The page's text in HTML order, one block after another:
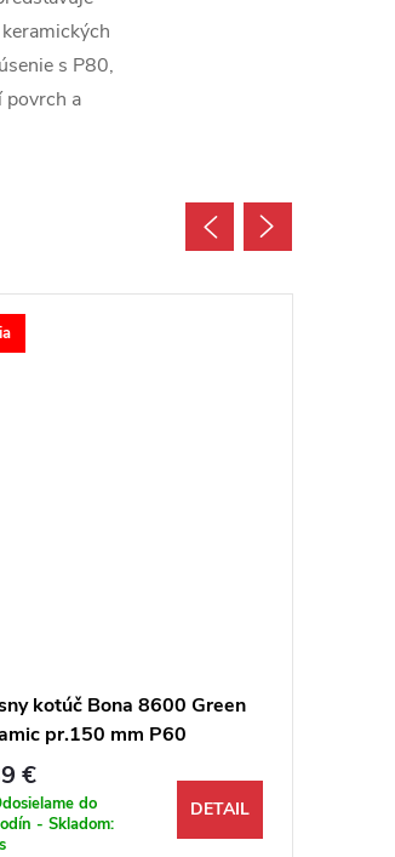
s P80,
povrch a
kotúč Bona 8600 Green
pr.150 mm P60
zelený, suchý zips
€
do
- Skladom:
DETAIL